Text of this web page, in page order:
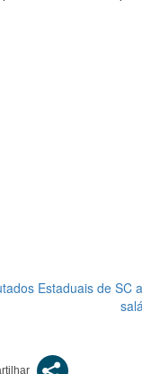
Estaduais de SC